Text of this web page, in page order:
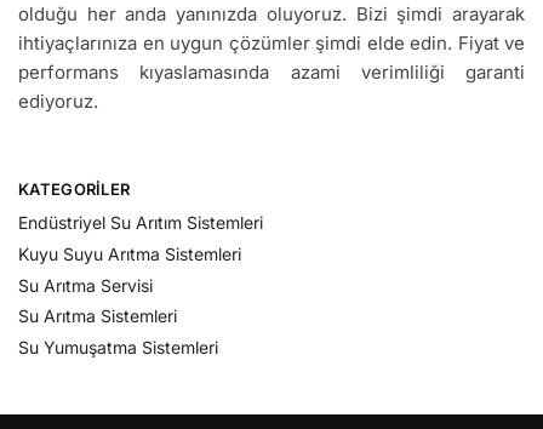
olduğu her anda yanınızda oluyoruz. Bizi şimdi arayarak
ihtiyaçlarınıza en uygun çözümler şimdi elde edin. Fiyat ve
performans kıyaslamasında azami verimliliği garanti
ediyoruz.
KATEGORILER
Endüstriyel Su Arıtım Sistemleri
Kuyu Suyu Arıtma Sistemleri
Su Arıtma Servisi
Su Arıtma Sistemleri
Su Yumuşatma Sistemleri